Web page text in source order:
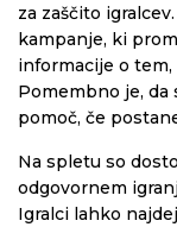
za zaščito
kampanje, ki
informacije o
Pomembno je,
pomoč, če
Na spletu so
odgovornem
Igralci lahko